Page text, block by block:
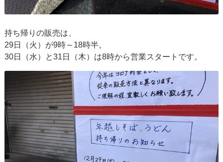
持ち帰りの販売は、
29日（火）が9時～18時半。
30日（水）と31日（木）は8時から営業スタートです。